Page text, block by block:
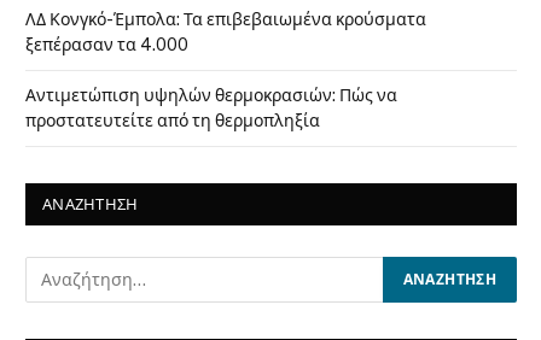
ΛΔ Κονγκό-Έμπολα: Τα επιβεβαιωμένα κρούσματα
ξεπέρασαν τα 4.000
Αντιμετώπιση υψηλών θερμοκρασιών: Πώς να
προστατευτείτε από τη θερμοπληξία
ΑΝΑΖΗΤΗΣΗ